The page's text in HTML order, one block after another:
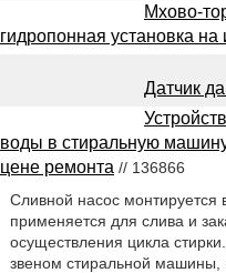
Мхово-
гидропонная установка на
Датчик
воды в стиральную
цене ремонта // 136866
Сливной насос
применяется для слива и
осуществления цикла
звеном стиральной машины,